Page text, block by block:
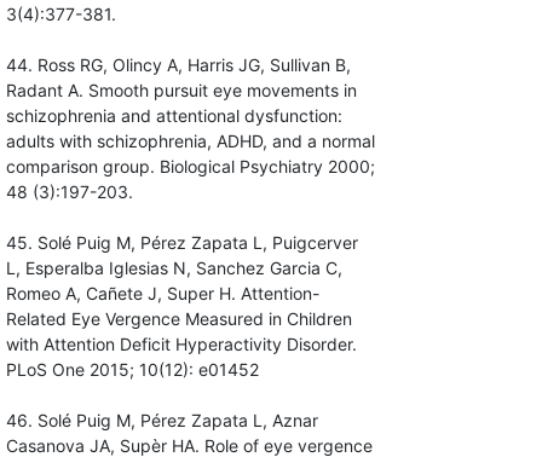
3(4):377-381.
44. Ross RG, Olincy A, Harris JG, Sullivan B,
Radant A. Smooth pursuit eye movements in
schizophrenia and attentional dysfunction:
adults with schizophrenia, ADHD, and a normal
comparison group. Biological Psychiatry 2000;
48 (3):197-203.
45. Solé Puig M, Pérez Zapata L, Puigcerver
L, Esperalba Iglesias N, Sanchez Garcia C,
Romeo A, Cañete J, Super H. Attention-
Related Eye Vergence Measured in Children
with Attention Deficit Hyperactivity Disorder.
PLoS One 2015; 10(12): e01452
46. Solé Puig M, Pérez Zapata L, Aznar
Casanova JA, Supèr HA. Role of eye vergence